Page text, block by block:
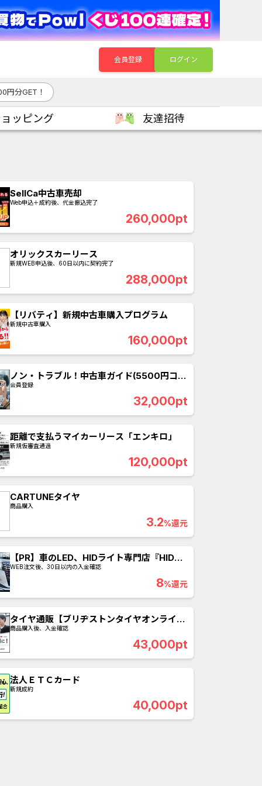
会員登録 ログイン
円分GET！
ッピング 友達招待
ゲーム アプリ
ABEMAプレ...
（1取引1...
座開設」
（ダーウ...
みずほ銀...
ド
（ダーウ...
iOS_エバーテイル_3日間...
iOS_パズル＆コンクエス...
【還元UP中】パズル＆サ...
And_スーパーラッキーカ...
Berry Factory Tycoon（...
And_エバーテイル_3日間...
SellCa中古車売却
Web申込＋成約後、代金振込完了
260,000pt
オリックスカーリース
新規WEB申込後、60日以内に契約完了
288,000pt
【リバティ】新規中古車購入プログラム
新規中古車購入
160,000pt
ノン・トラブル！中古車ガイド(5500円コー
ス)
会員登録
32,000pt
距離で支払うマイカーリース「エンキロ」
新規仮審査通過
120,000pt
CARTUNEタイヤ
商品購入
3.2%還元
【PR】車のLED、HIDライト専門店『HID
屋』
WEB注文後、30日以内の入金確認
8%還元
タイヤ通販【ブリヂストンタイヤオンライン
ストア】
商品購入後、入金確認
43,000pt
法人ＥＴＣカード
新規成約
40,000pt